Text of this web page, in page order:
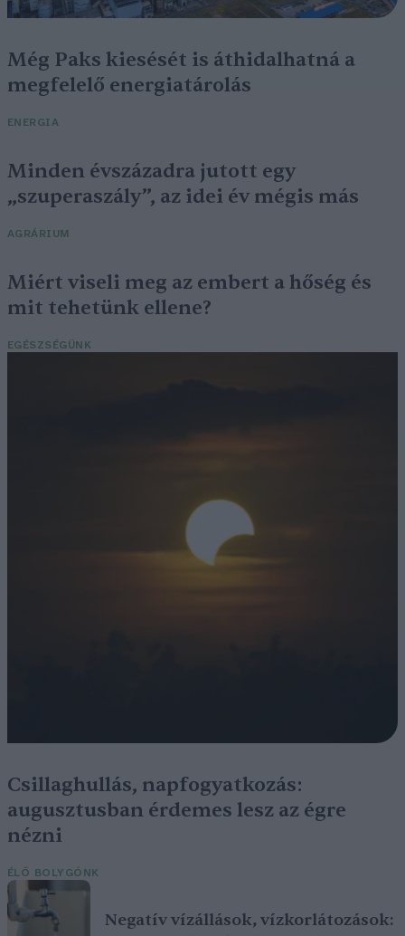
Még Paks kiesését is áthidalhatná a
megfelelő energiatárolás
ENERGIA
Minden évszázadra jutott egy
„szuperaszály”, az idei év mégis más
AGRÁRIUM
Miért viseli meg az embert a hőség és
mit tehetünk ellene?
EGÉSZSÉGÜNK
Csillaghullás, napfogyatkozás:
augusztusban érdemes lesz az égre
nézni
ÉLŐ BOLYGÓNK
Negatív vízállások, vízkorlátozások: